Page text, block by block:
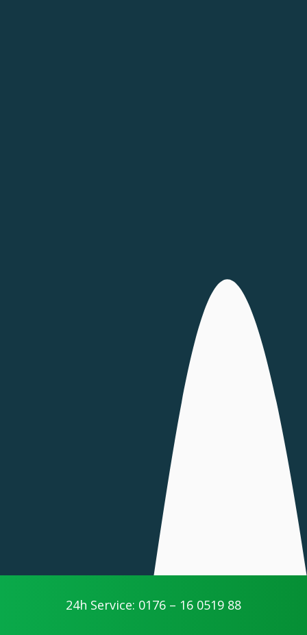
24h Service: 0176 – 16 0519 88